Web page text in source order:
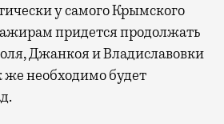
у самого Крымского
придется продолжать
Джанкоя и Владиславовки
же необходимо будет